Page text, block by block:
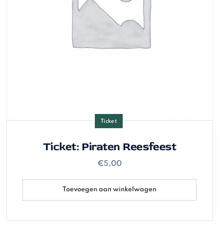
Ticket
Ticket: Piraten Reesfeest
€5,00
Toevoegen aan winkelwagen